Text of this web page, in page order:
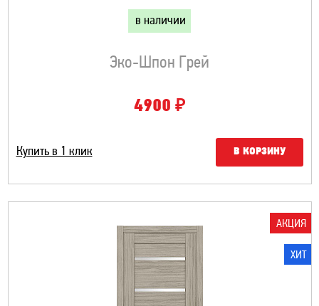
в наличии
Эко-Шпон Грей
4900 ₽
Купить в 1 клик В КОРЗИНУ
АКЦИЯ
ХИТ